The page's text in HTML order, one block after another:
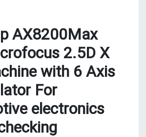
AX8200Max
2.5D X
with 6 Axis
For
electronics